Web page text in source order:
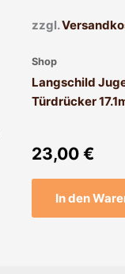
zzgl.
Shop
Langschild
Türdrücker
23,00 €
In den